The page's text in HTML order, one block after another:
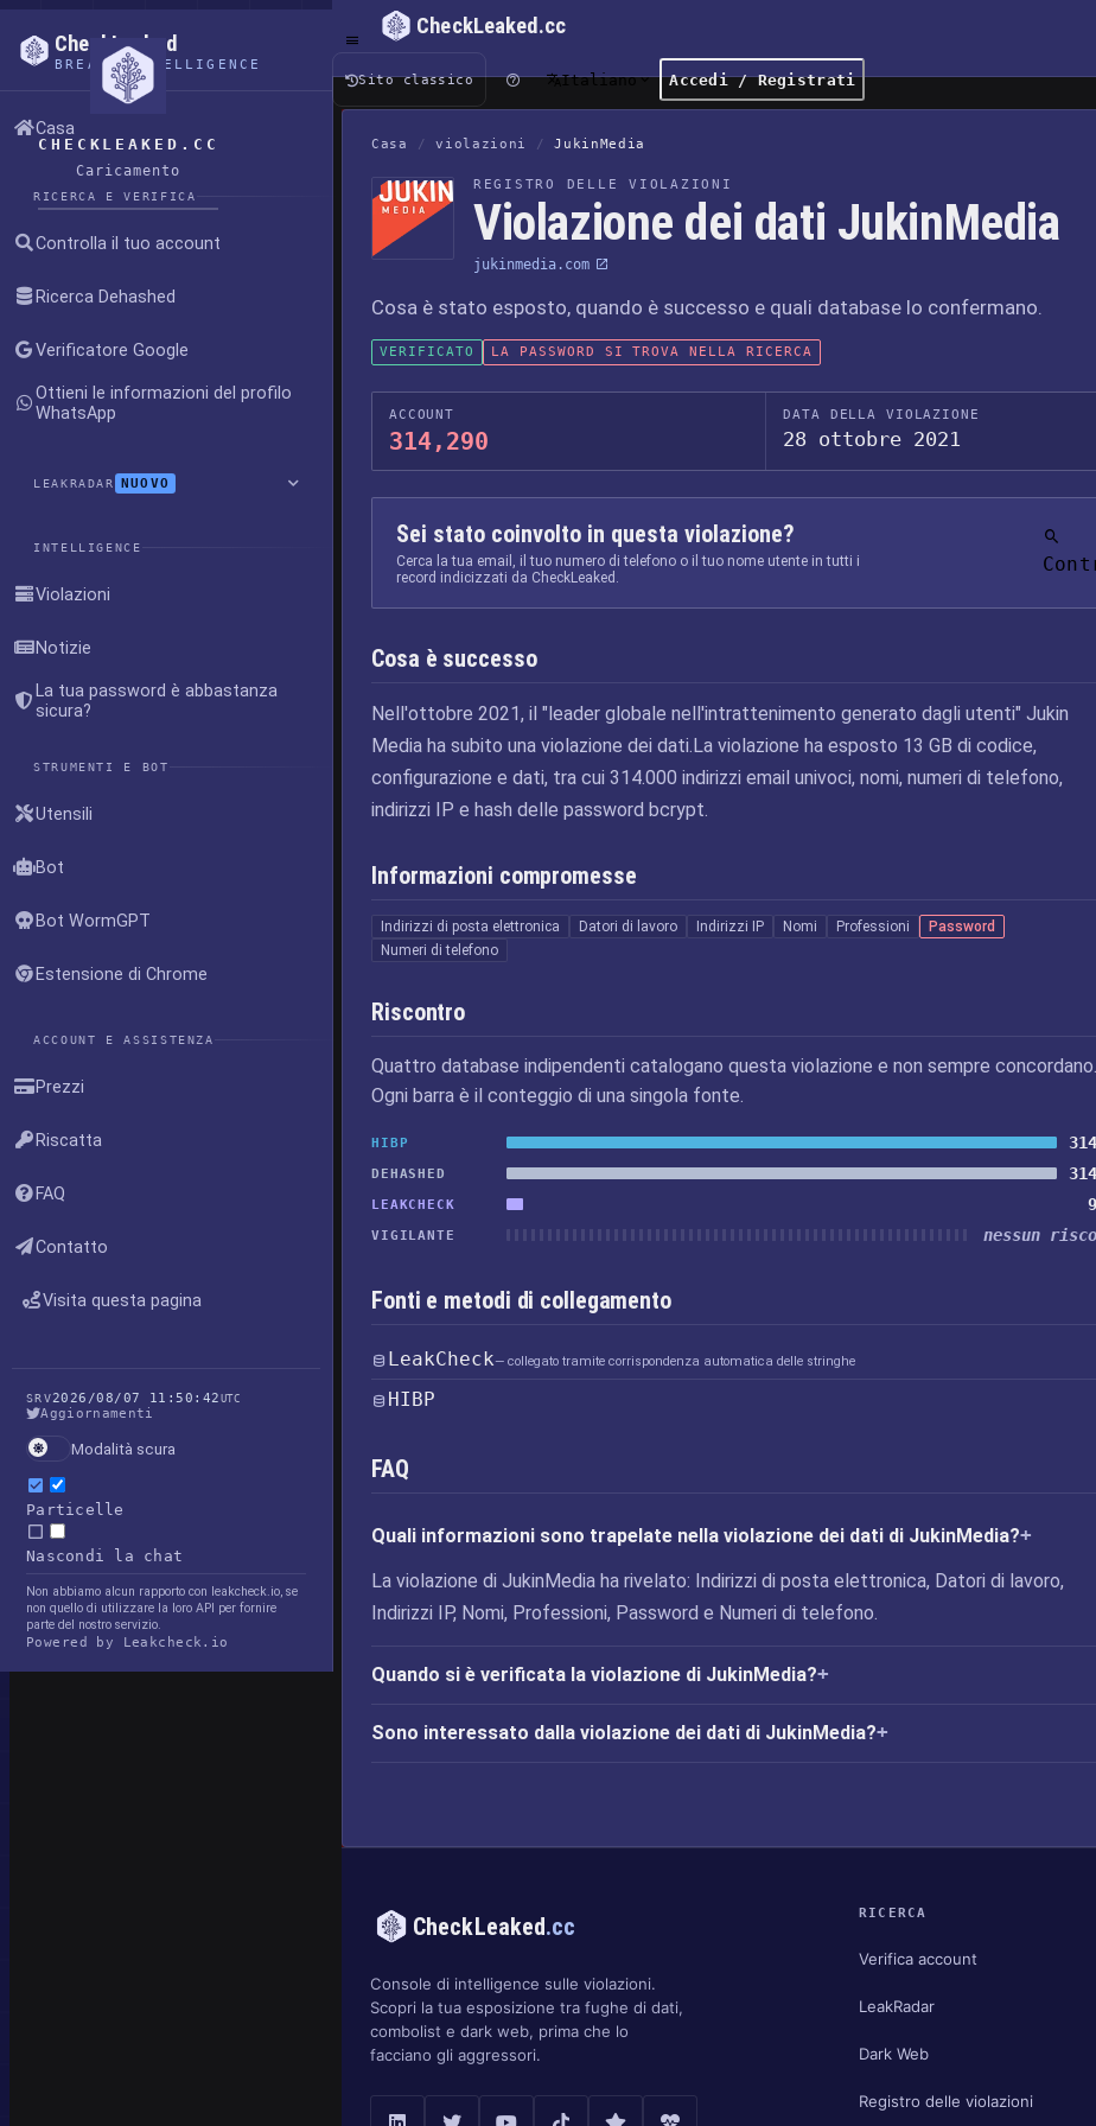
CHECKLEAKED.CC
Caricamento
CheckLeaked
BREACH INTELLIGENCE
Casa
RICERCA E VERIFICA
Controlla il tuo account
Ricerca Dehashed
Verificatore Google
Ottieni le informazioni del profilo
WhatsApp
LEAKRADAR NUOVO
INTELLIGENCE
Violazioni
Notizie
La tua password è abbastanza
sicura?
STRUMENTI E BOT
Utensili
Bot
Bot WormGPT
Estensione di Chrome
ACCOUNT E ASSISTENZA
Prezzi
Riscatta
FAQ
Contatto
Visita questa pagina
SRV2026/08/07 11:50:42UTC
Aggiornamenti
Modalità scura
Particelle
Nascondi la chat
Non abbiamo alcun rapporto con leakcheck.io, se
non quello di utilizzare la loro API per fornire
parte del nostro servizio.
Powered by Leakcheck.io
CheckLeaked.cc
Sito classico Italiano Accedi / Registrati
Casa / violazioni / JukinMedia
REGISTRO DELLE VIOLAZIONI
Violazione dei dati JukinMedia
jukinmedia.com
Cosa è stato esposto, quando è successo e quali database lo confermano.
VERIFICATO LA PASSWORD SI TROVA NELLA RICERCA
ACCOUNT
314,290
DATA DELLA VIOLAZIONE
28 ottobre 2021
Sei stato coinvolto in questa violazione?
Cerca la tua email, il tuo numero di telefono o il tuo nome utente in tutti i
record indicizzati da CheckLeaked.
Cosa è successo
Nell'ottobre 2021, il "leader globale nell'intrattenimento generato dagli utenti" Jukin
Media ha subito una violazione dei dati.La violazione ha esposto 13 GB di codice,
configurazione e dati, tra cui 314.000 indirizzi email univoci, nomi, numeri di telefono,
indirizzi IP e hash delle password bcrypt.
Informazioni compromesse
Indirizzi di posta elettronica Datori di lavoro Indirizzi IP Nomi Professioni
Password
Numeri di telefono
Riscontro
Quattro database indipendenti catalogano questa violazione e non sempre concordano.
Ogni barra è il conteggio di una singola fonte.
HIBP
DEHASHED
LEAKCHECK
VIGILANTE nessun
Fonti e metodi di collegamento
LeakCheck— collegato tramite corrispondenza automatica delle stringhe
HIBP
FAQ
Quali informazioni sono trapelate nella violazione dei dati di JukinMedia?
La violazione di JukinMedia ha rivelato: Indirizzi di posta elettronica, Datori di lavoro,
Indirizzi IP, Nomi, Professioni, Password e Numeri di telefono.
Quando si è verificata la violazione di JukinMedia?
Sono interessato dalla violazione dei dati di JukinMedia?
CheckLeaked.cc
Console di intelligence sulle violazioni.
Scopri la tua esposizione tra fughe di dati,
combolist e dark web, prima che lo
facciano gli aggressori.
RICERCA
Verifica account
LeakRadar
Dark Web
Registro delle violazioni